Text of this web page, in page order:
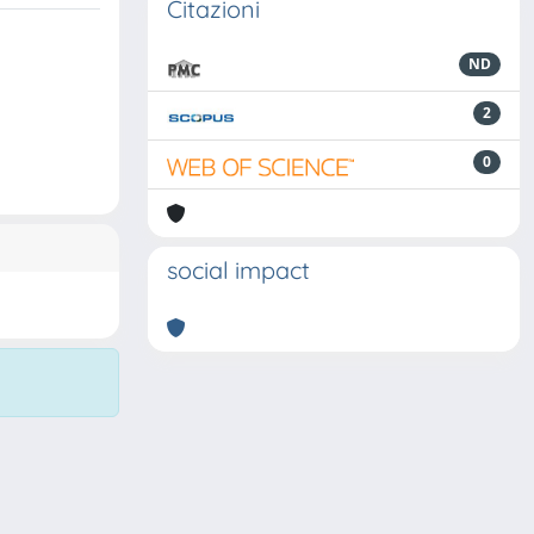
Citazioni
ND
2
0
social impact